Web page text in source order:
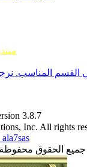
المناسب. نرجو
3.8.7
Inc. All rights
جميع الحقوق محفوظة